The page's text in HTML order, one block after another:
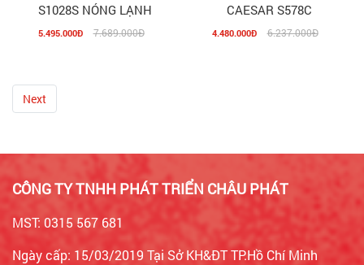
S1028S NÓNG LẠNH
5.495.000Đ 7.689.000Đ
CAESAR S578C
4.480.000Đ 6.237.000Đ
Next
CÔNG TY TNHH PHÁT TRIỂN CHÂU PHÁT
MST: 0315 567 681
Ngày cấp: 15/03/2019 Tại Sở KH&ĐT TP.Hồ Chí Minh